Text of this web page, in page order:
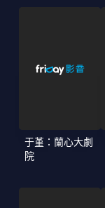
于堇：蘭心大劇
院